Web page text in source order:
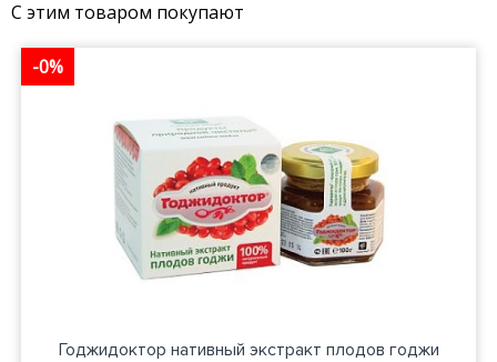
С этим товаром покупают
-0%
Годжидоктор нативный экстракт плодов годжи